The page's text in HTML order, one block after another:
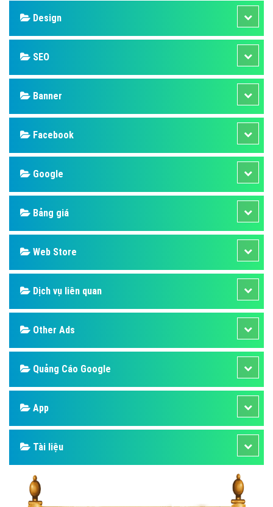
Design
SEO
Banner
Facebook
Google
Bảng giá
Web Store
Dịch vụ liên quan
Other Ads
Quảng Cáo Google
App
Tài liệu